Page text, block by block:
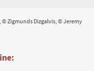
Zigmunds Dizgalvis, © Jeremy